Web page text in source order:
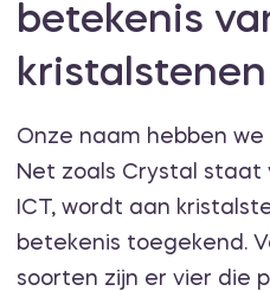
betekenis
kristalstenen
Onze naam hebben
Net zoals Crystal staat
ICT, wordt aan
betekenis toegekend.
soorten zijn er vier die